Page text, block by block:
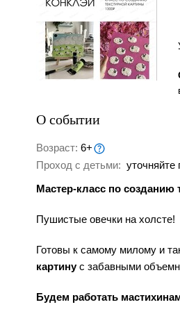
О событии
Возраст: 6+
Проход с детьми: уточняйте
Мастер-класс по созданию
Пушистые овечки на холсте!
Готовы к самому милому и
картинус забавными
Будем работать